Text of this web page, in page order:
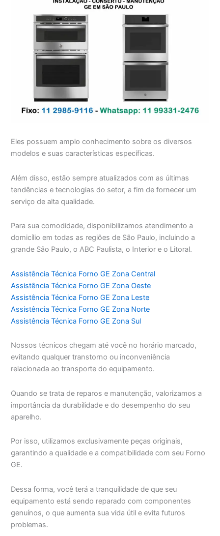
Eles possuem amplo conhecimento sobre os diversos
modelos e suas características específicas.
Além disso, estão sempre atualizados com as últimas
tendências e tecnologias do setor, a fim de fornecer um
serviço de alta qualidade.
Para sua comodidade, disponibilizamos atendimento a
domicílio em todas as regiões de São Paulo, incluindo a
grande São Paulo, o ABC Paulista, o Interior e o Litoral.
Assistência Técnica Forno GE Zona Central
Assistência Técnica Forno GE Zona Oeste
Assistência Técnica Forno GE Zona Leste
Assistência Técnica Forno GE Zona Norte
Assistência Técnica Forno GE Zona Sul
Nossos técnicos chegam até você no horário marcado,
evitando qualquer transtorno ou inconveniência
relacionada ao transporte do equipamento.
Quando se trata de reparos e manutenção, valorizamos a
importância da durabilidade e do desempenho do seu
aparelho.
Por isso, utilizamos exclusivamente peças originais,
garantindo a qualidade e a compatibilidade com seu Forno
GE.
Dessa forma, você terá a tranquilidade de que seu
equipamento está sendo reparado com componentes
genuínos, o que aumenta sua vida útil e evita futuros
problemas.